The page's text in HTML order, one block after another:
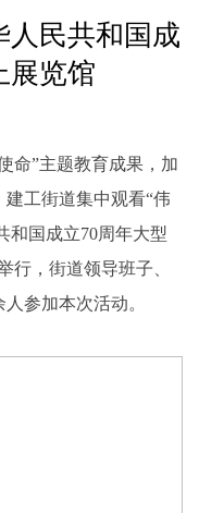
人民共和国成
展览馆
”主题教育成果，加
工街道集中观看“伟
国成立70周年大型
行，街道领导班子、
参加本次活动。